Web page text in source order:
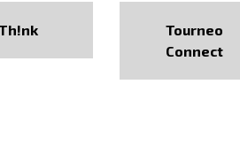
Tourneo
Connect